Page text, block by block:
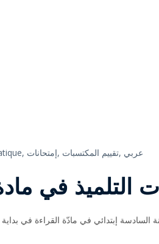
إمتحانات, تقييم المكتسبات, عربي
التلميذ في
السادسة إبتدائي في مادّة القراءة في بداية